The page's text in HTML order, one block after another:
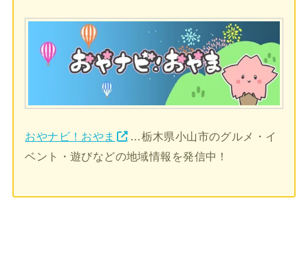
おやナビ！おやま
…栃木県小山市のグルメ・イ
ベント・遊びなどの地域情報を発信中！